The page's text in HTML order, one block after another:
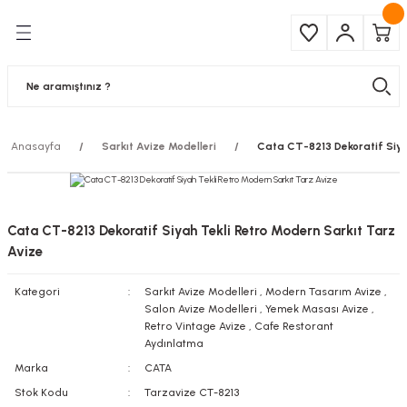
Anasayfa Sarkıt Avize Modelleri Cata CT-8213 Dekoratif
Cata CT-8213 Dekoratif Siyah Tekli Retro Modern Sarkıt Tarz
Avize
Kategori Sarkıt Avize Modelleri , Modern Tasarım Avize ,
Salon Avize Modelleri , Yemek Masası Avize ,
Retro Vintage Avize , Cafe Restorant
Aydınlatma
Marka
CATA
Stok Kodu
Tarzavize CT-8213